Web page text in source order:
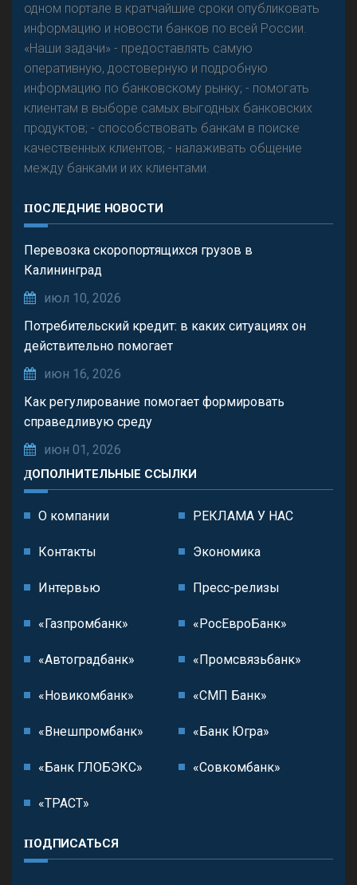
Резкого разворота на рынке автокредитов не
предвидится - «Интервью»
одном портале в кратчайшие сроки опубликовать
информацию и новости банков по всей России.
«Наши задачи» - предоставлять самую
оперативную, достоверную и подробную
информацию по банковскому рынку; - помогать
клиентам в выборе самых выгодных банковских
продуктов; - способствовать банкам в поиске
качественных клиентов; - налаживать общение
между банками и их клиентами.
ПОСЛЕДНИЕ НОВОСТИ
Перевозка скоропортящихся грузов в
Калининград
июл 10, 2026
Потребительский кредит: в каких ситуациях он
действительно помогает
июн 16, 2026
Как регулирование помогает формировать
справедливую среду
июн 01, 2026
ДОПОЛНИТЕЛЬНЫЕ ССЫЛКИ
О компании РЕКЛАМА У НАС
Контакты Экономика
Интервью Пресс-релизы
«Газпромбанк» «РосЕвроБанк»
«Автоградбанк» «Промсвязьбанк»
«Новикомбанк» «СМП Банк»
«Внешпромбанк» «Банк Югра»
«Банк ГЛОБЭКС» «Совкомбанк»
«ТРАСТ»
ПОДПИСАТЬСЯ